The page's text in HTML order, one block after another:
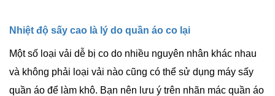
Nhiệt độ sấy cao là lý do quần áo co lại
Một số loại vải dễ bị co do nhiều nguyên nhân khác nhau
và không phải loại vải nào cũng có thể sử dụng máy sấy
quần áo để làm khô. Bạn nên lưu ý trên nhãn mác quần áo